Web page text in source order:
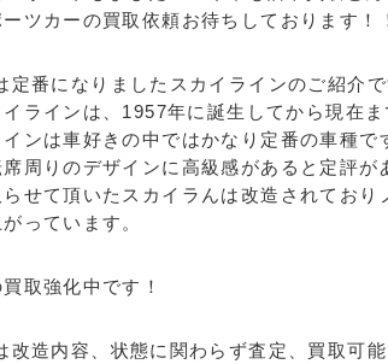
ツカーの買取依頼お待ちしております！
定番になりましたスカイラインのご紹介で
イラインは、1957年に誕生してから現在ま
ンは車好きの中ではかなり定番の車種で
周りのデザインに高級感があると定評が
せて頂いたスカイラんは改造されてお
っています。
取強化中です！
改造内容、状態に関わらず査定、買取可